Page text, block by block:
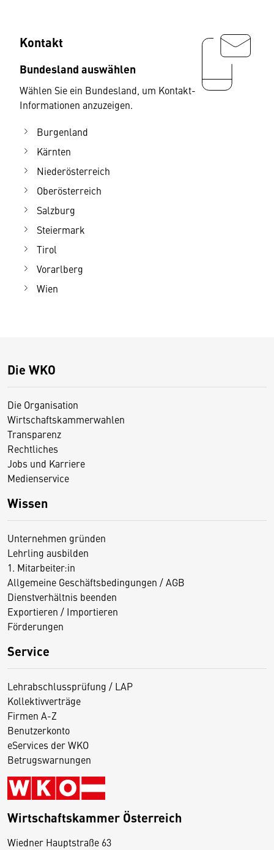
Kontakt
Bundesland auswählen
Wählen Sie ein Bundesland, um Kontakt-
Informationen anzuzeigen.
Burgenland
Kärnten
Niederösterreich
Oberösterreich
Salzburg
Steiermark
Tirol
Vorarlberg
Wien
Die WKO
Die Organisation
Wirtschaftskammerwahlen
Transparenz
Rechtliches
Jobs und Karriere
Medienservice
Wissen
Unternehmen gründen
Lehrling ausbilden
1. Mitarbeiter:in
Allgemeine Geschäftsbedingungen / AGB
Dienstverhältnis beenden
Exportieren / Importieren
Förderungen
Service
Lehrabschlussprüfung / LAP
Kollektivverträge
Firmen A-Z
Benutzerkonto
eServices der WKO
Betrugswarnungen
Wirtschaftskammer Österreich
Wiedner Hauptstraße 63
D